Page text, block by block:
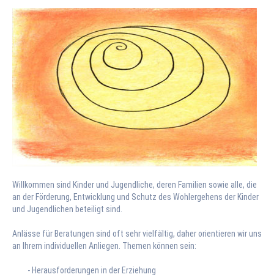
FLEXIBLE HILFEN
Sozialpädagogische
Familienhilfe
Erziehungsbeistand
FINK E.V.
Vorstand
Kooperation und
Vernetzung
Stellenangebote
uns
KONTAKT
Geschäftsstelle
Erziehungs- und
Willkommen sind Kinder und Jugendliche, deren Familien sowie alle, die
an der Förderung, Entwicklung und Schutz des Wohlergehens der Kinder
und Jugendlichen beteiligt sind.
Anlässe für Beratungen sind oft sehr vielfältig, daher orientieren wir uns
an Ihrem individuellen Anliegen. Themen können sein:
- Herausforderungen in der Erziehung